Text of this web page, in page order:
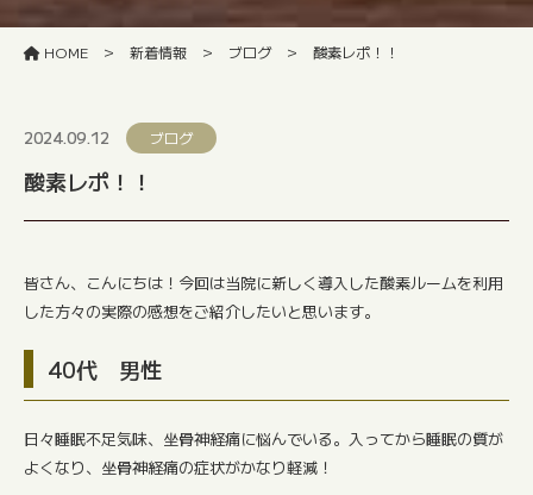
HOME > 新着情報 > ブログ > 酸素レポ！！
2024.09.12 ブログ
酸素レポ！！
皆さん、こんにちは！今回は当院に新しく導入した酸素ルームを利用
した方々の実際の感想をご紹介したいと思います。
40代 男性
日々睡眠不足気味、坐骨神経痛に悩んでいる。入ってから睡眠の質が
よくなり、坐骨神経痛の症状がかなり軽減！